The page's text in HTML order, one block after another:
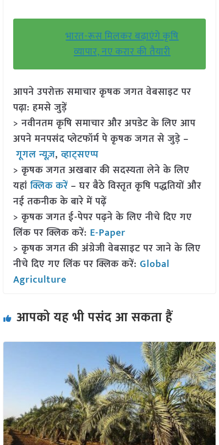
भारत-रूस मिलकर बढ़ाएंगे कृषि
व्यापार, नए करार की तैयारी
आपने उपरोक्त समाचार कृषक जगत वेबसाइट पर
पढ़ा: हमसे जुड़ें
> नवीनतम कृषि समाचार और अपडेट के लिए आप
अपने मनपसंद प्लेटफॉर्म पे कृषक जगत से जुड़े –
गूगल न्यूज़,व्हाट्सएप्प
> कृषक जगत अखबार की सदस्यता लेने के लिए
यहांक्लिक करें– घर बैठे विस्तृत कृषि पद्धतियों और
नई तकनीक के बारे में पढ़ें
> कृषक जगत ई-पेपर पढ़ने के लिए नीचे दिए गए
लिंक पर क्लिक करें: E-Paper
> कृषक जगत की अंग्रेजी वेबसाइट पर जाने के लिए
नीचे दिए गए लिंक पर क्लिक करें: Global
Agriculture
आपको यह भी पसंद आ सकता हैं